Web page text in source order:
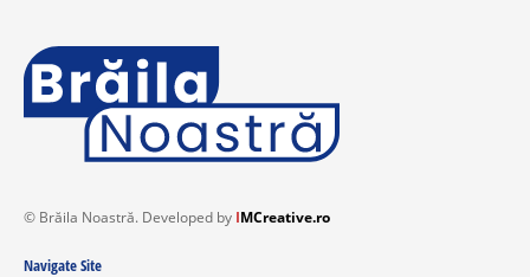
© Brăila Noastră. Developed by IMCreative.ro
Navigate Site